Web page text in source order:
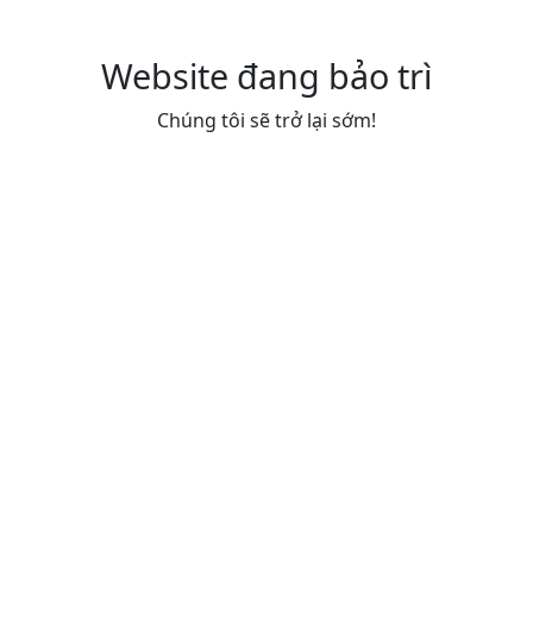
Website đang bảo trì
Chúng tôi sẽ trở lại sớm!